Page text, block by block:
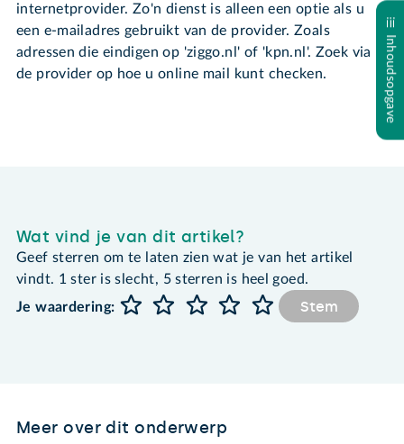
internetprovider. Zo'n dienst is alleen een optie als u
een e-mailadres gebruikt van de provider. Zoals
adressen die eindigen op 'ziggo.nl' of 'kpn.nl'. Zoek via
de provider op hoe u online mail kunt checken.
Inhoudsopgave
Wat vind je van dit artikel?
Geef sterren om te laten zien wat je van het artikel
vindt. 1 ster is slecht, 5 sterren is heel goed.
Je waardering:
Stem
Meer over dit onderwerp